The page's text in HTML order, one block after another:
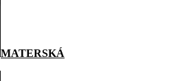
MATERSKÁ